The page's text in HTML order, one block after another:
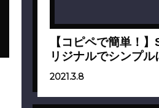
【コピペで簡単！
リジナルでシンプ
2021.3.8